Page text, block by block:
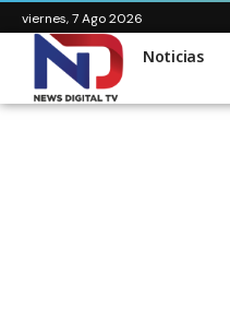
viernes, 7 Ago 2026
Noticias